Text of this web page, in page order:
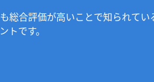
総合評価が高いことで知られてい
トです。